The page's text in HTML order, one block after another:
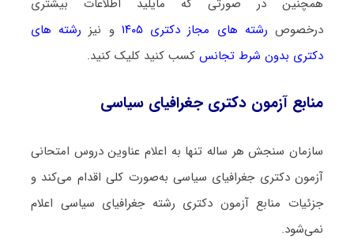
همچنین در صورتی که مایلید اطلاعات بیشتری
درخصوص رشته های مجاز دکتری ۱۴۰۵ و نیز رشته های
دکتری بدون شرط تجانسکسب کنید کلیک کنید.
منابع آزمون دکتری جغرافیای سیاسی
سازمان سنجش هر ساله تنها به اعلام عناوین دروس امتحانی
آزمون دکتری جغرافیای سیاسی به‌صورت کلی اقدام می‌کند و
جزئیات منابع آزمون دکتری رشته جغرافیای سیاسی اعلام
نمی‌شود.